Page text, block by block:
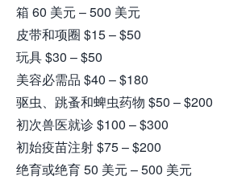
箱 60 美元 – 500 美元
皮带和项圈 $15 – $50
玩具 $30 – $50
美容必需品 $40 – $180
驱虫、跳蚤和蜱虫药物 $50 – $200
初次兽医就诊 $100 – $300
初始疫苗注射 $75 – $200
绝育或绝育 50 美元 – 500 美元